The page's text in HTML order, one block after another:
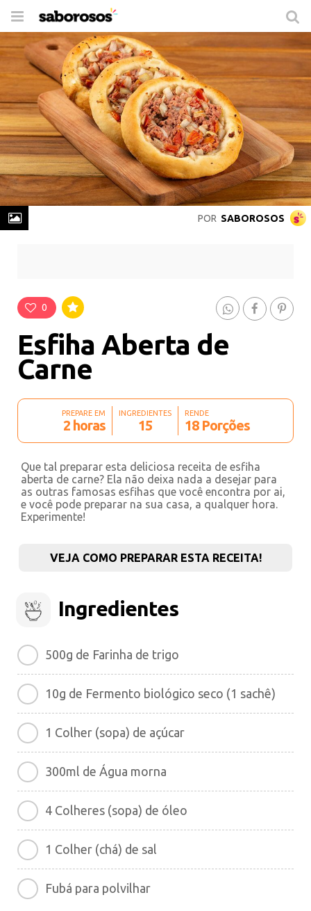
Trocar
POR SABOROSOS
0
Esfiha Aberta de
Carne
PREPARE EM
2 horas
INGREDIENTES
15
RENDE
18 Porções
Que tal preparar esta deliciosa receita de esfiha
aberta de carne? Ela não deixa nada a desejar para
as outras famosas esfihas que você encontra por ai,
e você pode preparar na sua casa, a qualquer hora.
Experimente!
VEJA COMO PREPARAR ESTA RECEITA!
Ingredientes
500g de Farinha de trigo
10g de Fermento biológico seco (1 sachê)
1 Colher (sopa) de açúcar
300ml de Água morna
4 Colheres (sopa) de óleo
1 Colher (chá) de sal
Fubá para polvilhar